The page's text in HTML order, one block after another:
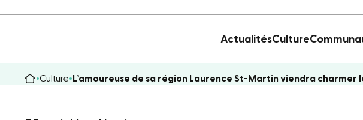
ActualitésCulture
Culture L’amoureuse de sa région Laurence St-Martin viendra charmer